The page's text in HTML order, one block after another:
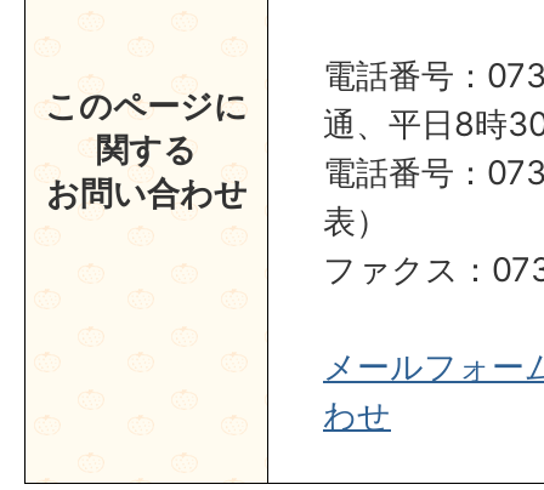
このページに
関する
お問い合わせ
電話番号：
通、平日8時
電話番号：
表）
ファクス：
メールフォー
わせ